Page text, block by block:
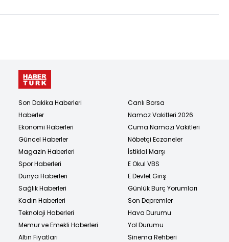
Son Dakika Haberleri
Haberler
Ekonomi Haberleri
Güncel Haberler
Magazin Haberleri
Spor Haberleri
Dünya Haberleri
Sağlık Haberleri
Kadın Haberleri
Teknoloji Haberleri
Memur ve Emekli Haberleri
Altın Fiyatları
Canlı Borsa
Namaz Vakitleri 2026
Cuma Namazı Vakitleri
Nöbetçi Eczaneler
İstiklal Marşı
E Okul VBS
E Devlet Giriş
Günlük Burç Yorumları
Son Depremler
Hava Durumu
Yol Durumu
Sinema Rehberi